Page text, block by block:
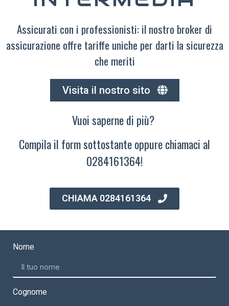
Assicurati con i professionisti: il nostro broker di
assicurazione offre tariffe uniche per darti la sicurezza
che meriti
Visita il nostro sito
Vuoi saperne di più?
Compila il form sottostante oppure chiamaci al
0284161364!
CHIAMA 0284161364
Nome
Cognome